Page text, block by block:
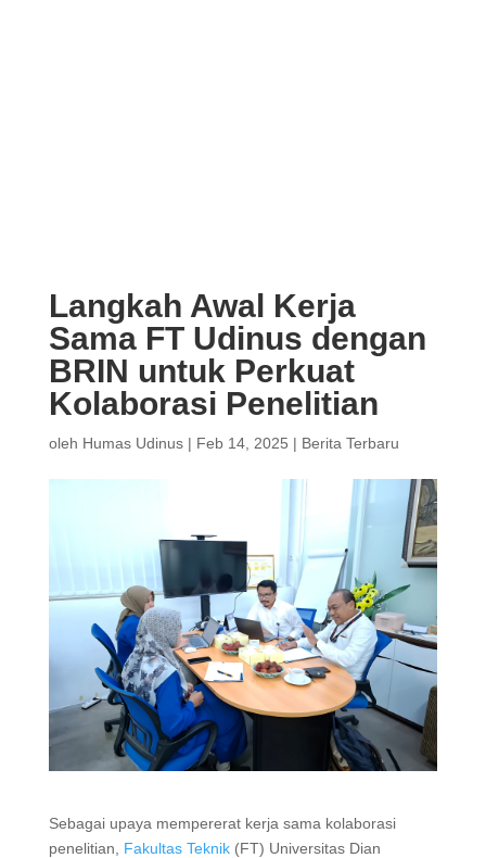
Langkah Awal Kerja
Sama FT Udinus dengan
BRIN untuk Perkuat
Kolaborasi Penelitian
oleh Humas Udinus| Feb 14, 2025 | Berita Terbaru
Sebagai upaya mempererat kerja sama kolaborasi
penelitian, Fakultas Teknik(FT) Universitas Dian